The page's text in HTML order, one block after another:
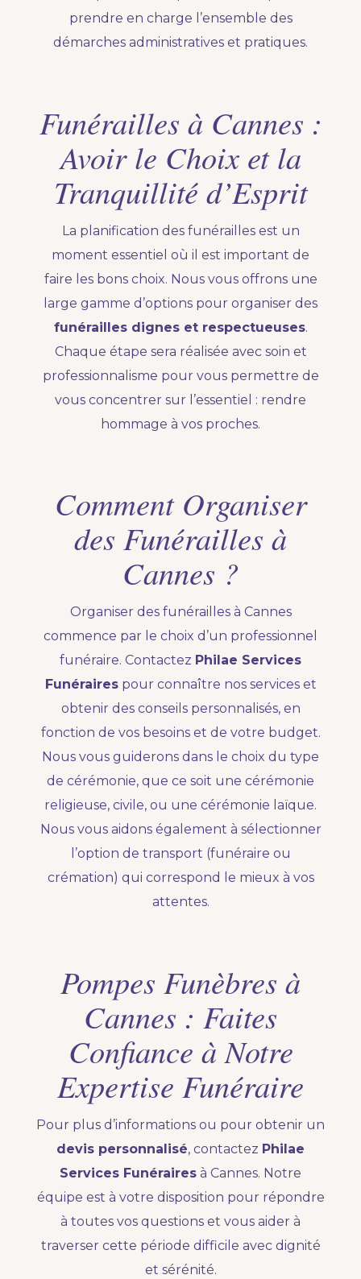
prendre en charge l’ensemble des
démarches administratives et pratiques.
Funérailles à Cannes :
Avoir le Choix et la
Tranquillité d’Esprit
La planification des funérailles est un
moment essentiel où il est important de
faire les bons choix. Nous vous offrons une
large gamme d’options pour organiser des
funérailles dignes et respectueuses.
Chaque étape sera réalisée avec soin et
professionnalisme pour vous permettre de
vous concentrer sur l’essentiel : rendre
hommage à vos proches.
Comment Organiser
des Funérailles à
Cannes ?
Organiser des funérailles à Cannes
commence par le choix d’un professionnel
funéraire. Contactez Philae Services
Funérairespour connaître nos services et
obtenir des conseils personnalisés, en
fonction de vos besoins et de votre budget.
Nous vous guiderons dans le choix du type
de cérémonie, que ce soit une cérémonie
religieuse, civile, ou une cérémonie laïque.
Nous vous aidons également à sélectionner
l’option de transport (funéraire ou
crémation) qui correspond le mieux à vos
attentes.
Pompes Funèbres à
Cannes : Faites
Confiance à Notre
Expertise Funéraire
Pour plus d’informations ou pour obtenir un
devis personnalisé, contactez Philae
Services Funéraires à Cannes. Notre
équipe est à votre disposition pour répondre
à toutes vos questions et vous aider à
traverser cette période difficile avec dignité
et sérénité.